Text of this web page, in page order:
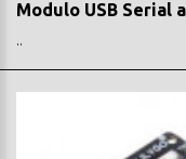
Modulo USB Serial
..